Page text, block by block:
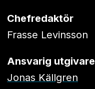
Chefredaktör
Frasse Levinsson
Ansvarig utgivare
Jonas Källgren